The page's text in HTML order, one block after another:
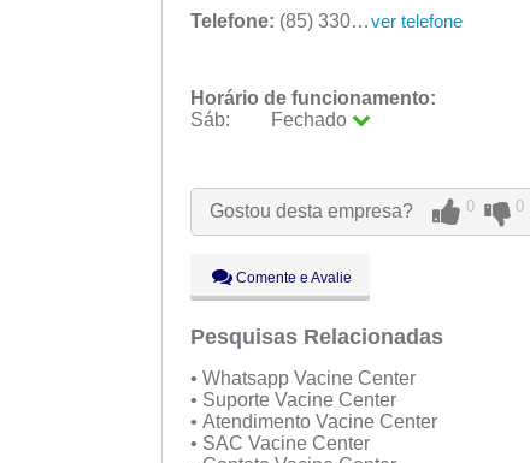
Telefone: (85) 3304-7658 ver telefone
Horário de funcionamento:
Sáb:
Fechado
Qua:
09:00 - 18:00
Qui:
09:00 - 18:00
Sáb:
Dom:
Fechado
Gostou desta empresa? 0 0
Comente e Avalie
Pesquisas Relacionadas
• Whatsapp Vacine Center
• Suporte Vacine Center
• Atendimento Vacine Center
• SAC Vacine Center